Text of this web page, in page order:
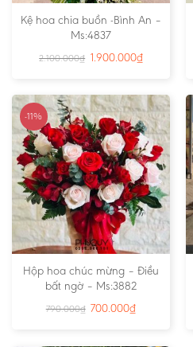
Kệ hoa chia buồn -Bình An –
Ms:4837
2.100.000₫ 1.900.000₫
-11%
Hộp hoa chúc mừng – Điều
bất ngờ – Ms:3882
790.000₫ 700.000₫